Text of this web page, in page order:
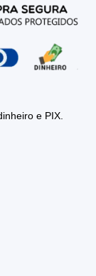
e PIX.